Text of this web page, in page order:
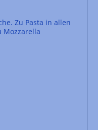
Zu Pasta in allen
Mozzarella